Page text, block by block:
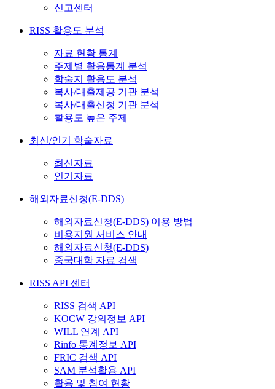
신고센터
RISS 활용도 분석
자료 현황 통계
주제별 활용통계 분석
학술지 활용도 분석
복사/대출제공 기관 분석
복사/대출신청 기관 분석
활용도 높은 주제
최신/인기 학술자료
최신자료
인기자료
해외자료신청(E-DDS)
해외자료신청(E-DDS) 이용 방법
비용지원 서비스 안내
해외자료신청(E-DDS)
중국대학 자료 검색
RISS API 센터
RISS 검색 API
KOCW 강의정보 API
WILL 연계 API
Rinfo 통계정보 API
FRIC 검색 API
SAM 분석활용 API
활용 및 참여 현황